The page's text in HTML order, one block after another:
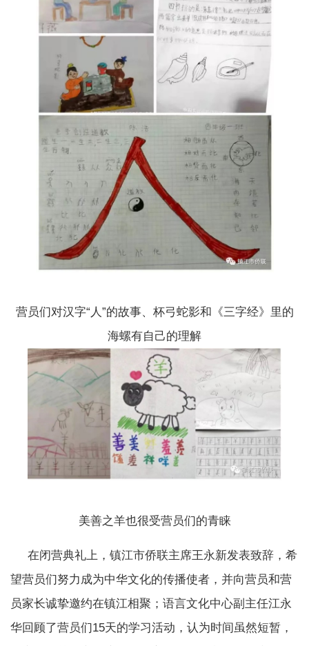
营员们对汉字“人”的故事、杯弓蛇影和《三字经》里的
海螺有自己的理解
美善之羊也很受营员们的青睐
在闭营典礼上，镇江市侨联主席王永新发表致辞，希
望营员们努力成为中华文化的传播使者，并向营员和营
员家长诚挚邀约在镇江相聚；语言文化中心副主任江永
华回顾了营员们15天的学习活动，认为时间虽然短暂，